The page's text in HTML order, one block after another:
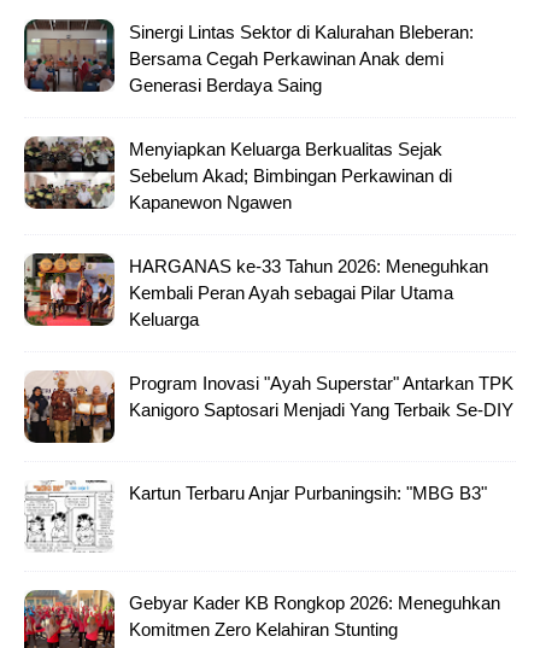
Sinergi Lintas Sektor di Kalurahan Bleberan:
Bersama Cegah Perkawinan Anak demi
Generasi Berdaya Saing
Menyiapkan Keluarga Berkualitas Sejak
Sebelum Akad; Bimbingan Perkawinan di
Kapanewon Ngawen
HARGANAS ke-33 Tahun 2026: Meneguhkan
Kembali Peran Ayah sebagai Pilar Utama
Keluarga
Program Inovasi "Ayah Superstar" Antarkan TPK
Kanigoro Saptosari Menjadi Yang Terbaik Se-DIY
Kartun Terbaru Anjar Purbaningsih: "MBG B3"
Gebyar Kader KB Rongkop 2026: Meneguhkan
Komitmen Zero Kelahiran Stunting